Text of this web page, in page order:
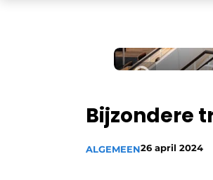
Evenement
Meest gelezen
Nieuwsbrief
Bijzondere
ALGEMEEN26 april 2024